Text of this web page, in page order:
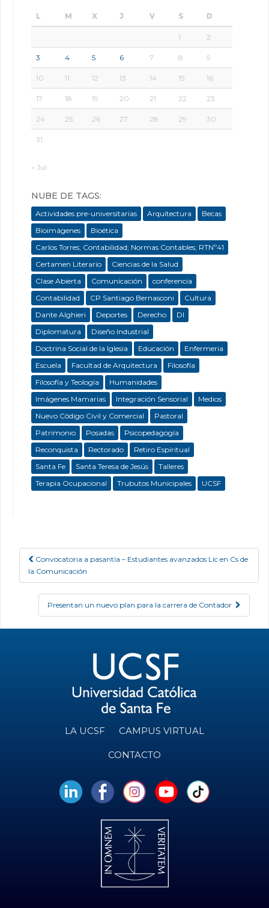
L M X J V S D
1 2
3 4 5 6 7 8 9
10 11 12 13 14 15 16
17 18 19 20 21 22 23
24 25 26 27 28 29 30
31
« Jul
NUBE DE TAGS:
Actividades pre-universitarias Arquitectura
Becas
Bioimágenes
Bioética
Carlos Torres; Contabilidad; Normas Contables; RTNº41
Certamen Literario
Ciencias de la Salud
Clase Abierta
Comunicación
conferencia
Contabilidad
CP Santiago Bernasconi
Cultura
Dante Alghieri
Deportes Derecho
DI
Diplomatura
Diseño Industrial
Doctrina Social de la Iglesia
Educación
Enfermeria
Escuela
Facultad de Arquitectura
Filosofía
Filosofía y Teología
Humanidades
Imágenes Mamarias
Integración Sensorial
Medios
Nuevo Código Civil y Comercial
Pastoral
Patrimonio
Posadas
Psicopedagogía
Reconquista
Rectorado
Retiro Espiritual
Santa Fe
Santa Teresa de Jesús
Talleres
Terapia Ocupacional
Trubutos Municipales UCSF
Post navigation
Convocatoria a pasantía – Estudiantes avanzados Lic en Cs de
la Comunicación
Presentan un nuevo plan para la carrera de Contador
LA UCSF CAMPUS VIRTUAL
CONTACTO